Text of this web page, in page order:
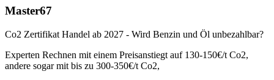
Master67
Co2 Zertifikat Handel ab 2027 - Wird Benzin und Öl unbezahlbar?
Experten Rechnen mit einem Preisanstiegt auf 130-150€/t Co2,
andere sogar mit bis zu 300-350€/t Co2,